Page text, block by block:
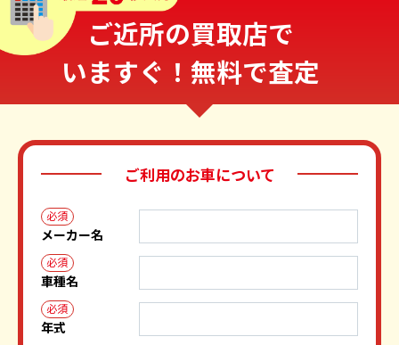
ご近所の買取店で
いますぐ！無料で査定
ご利用のお車について
必須
メーカー名
必須
車種名
必須
年式